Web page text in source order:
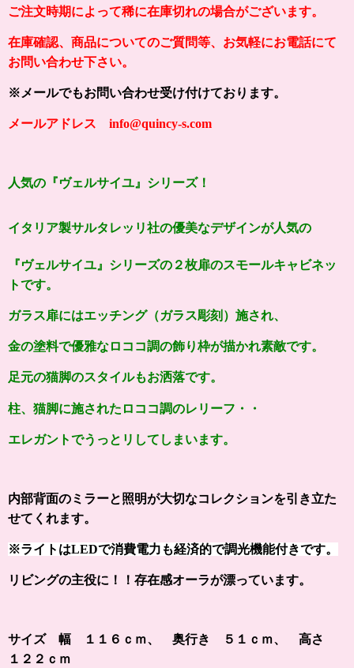
ご注文時期によって稀に在庫切れの場合がございます。
在庫確認、商品についてのご質問等、お気軽にお電話にて
お問い合わせ下さい。
※メールでもお問い合わせ受け付けております。
メールアドレス info@quincy-s.com
人気の『ヴェルサイユ』シリーズ！
イタリア製サルタレッリ社の優美なデザインが人気の
『ヴェルサイユ 』シリーズの２枚扉のスモールキャビネッ
トです。
ガラス扉にはエッチング（ガラス彫刻） 施され、
金の塗料で優雅なロココ調の飾り枠が描かれ素敵です。
足元の猫脚のスタイルもお洒落です。
柱、猫脚に施されたロココ調のレリーフ・・
エレガントでうっとリしてしまいます。
内部背面のミラーと照明が大切なコレクションを引き立た
せてくれます。
※ライトはLEDで消費電力も経済的で調光機能付きです。
リビングの主役に！！ 存在感オーラが漂っています。
サイズ 幅 １１６ｃｍ、 奥行き ５１ｃｍ、 高さ
１２２ｃｍ